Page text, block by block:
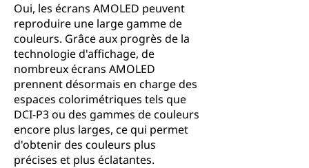
Oui, les écrans AMOLED peuvent
reproduire une large gamme de
couleurs. Grâce aux progrès de la
technologie d'affichage, de
nombreux écrans AMOLED
prennent désormais en charge des
espaces colorimétriques tels que
DCI-P3 ou des gammes de couleurs
encore plus larges, ce qui permet
d'obtenir des couleurs plus
précises et plus éclatantes.